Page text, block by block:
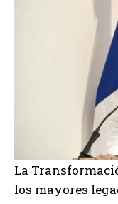
La
los mayores